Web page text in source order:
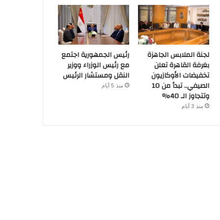
لجنة الملابس الجاهزة
بغرفة القاهرة تعلن
تخفيضات الأوكازيون
الصيفي.. تبدأ من 10
وتتجاوز الـ 40%
منذ 3 أيام
رئيس الجمهورية اجتمع
مع رئيس الوزراء ووزير
النقل ومستشار الرئيس
منذ 5 أيام